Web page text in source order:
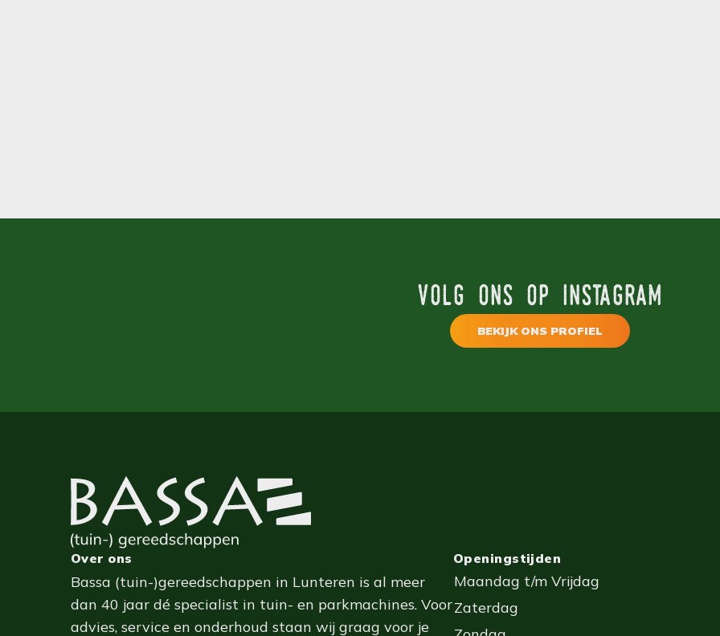
volg ons op instagram
BEKIJK ONS PROFIEL
Over ons
Bassa (tuin-)gereedschappen in Lunteren is al meer
dan 40 jaar dé specialist in tuin- en parkmachines. Voor
advies, service en onderhoud staan wij graag voor je
Openingstijden
Maandag t/m Vrijdag
Zaterdag